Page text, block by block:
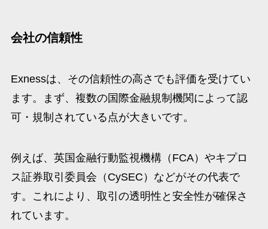
会社の信頼性
Exnessは、その信頼性の高さでも評価を受けてい
ます。まず、複数の国際金融規制機関によって認
可・規制されている点が大きいです。
例えば、英国金融行動監視機構（FCA）やキプロ
ス証券取引委員会（CySEC）などがその代表で
す。これにより、取引の透明性と安全性が確保さ
れています。